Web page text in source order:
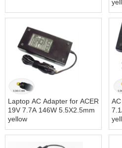
Laptop AC Adapter for ACER
19V 7.7A 146W 5.5X2.5mm
yellow